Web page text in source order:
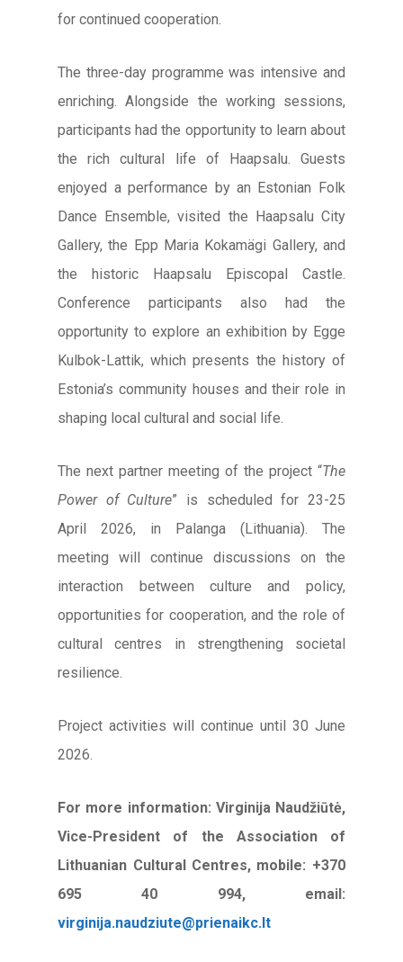
for continued cooperation.
The three-day programme was intensive and
enriching. Alongside the working sessions,
participants had the opportunity to learn about
the rich cultural life of Haapsalu. Guests
enjoyed a performance by an Estonian Folk
Dance Ensemble, visited the Haapsalu City
Gallery, the Epp Maria Kokamägi Gallery, and
the historic Haapsalu Episcopal Castle.
Conference participants also had the
opportunity to explore an exhibition by Egge
Kulbok-Lattik, which presents the history of
Estonia’s community houses and their role in
shaping local cultural and social life.
The next partner meeting of the project “The
Power of Culture” is scheduled for 23-25
April 2026, in Palanga (Lithuania). The
meeting will continue discussions on the
interaction between culture and policy,
opportunities for cooperation, and the role of
cultural centres in strengthening societal
resilience.
Project activities will continue until 30 June
2026.
For more information: Virginija Naudžiūtė,
Vice-President of the Association of
Lithuanian Cultural Centres, mobile: +370
695 40 994, email:
virginija.naudziute@prienaikc.lt